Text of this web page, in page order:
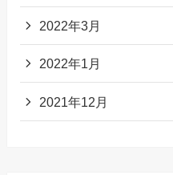
2022年3月
2022年1月
2021年12月